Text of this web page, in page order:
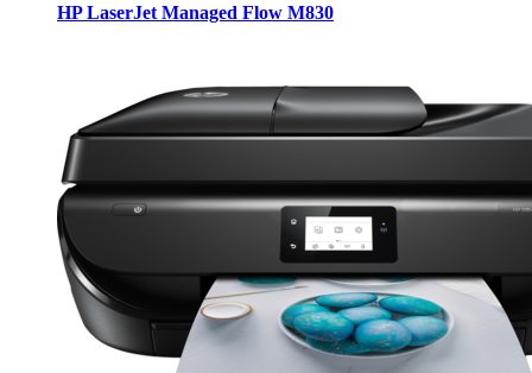
HP LaserJet Managed Flow M830